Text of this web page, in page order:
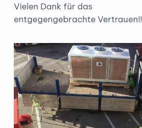
Vielen Dank für das
entgegengebrachte Vertrauen!!